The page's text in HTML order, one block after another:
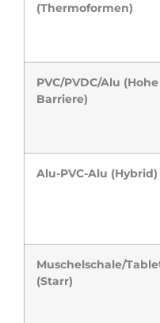
(Thermoformen)
PVC/PVDC/Alu (Hohe
Barriere)
Alu-PVC-Alu (Hybrid)
Muschelschale/
(Starr)